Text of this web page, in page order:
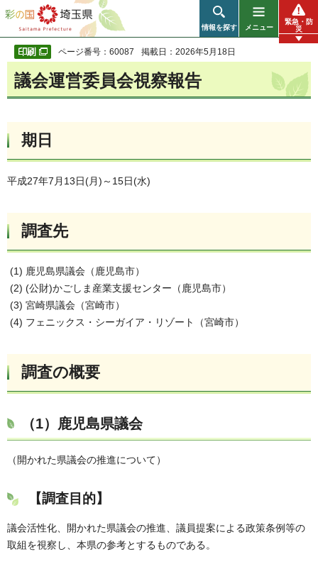
彩の国 埼玉県
情報を探す メニュー
緊急・防
災
ページ番号：60087 掲載日：2026年5月18日
議会運営委員会視察報告
期日
平成27年7月13日(月)～15日(水)
調査先
(1) 鹿児島県議会（鹿児島市）
(2) (公財)かごしま産業支援センター（鹿児島市）
(3) 宮崎県議会（宮崎市）
(4) フェニックス・シーガイア・リゾート（宮崎市）
調査の概要
（1） 鹿児島県議会
（開かれた県議会の推進について）
【調査目的】
議会活性化、開かれた県議会の推進、議員提案による政策条例等の
取組を視察し、本県の参考とするものである。